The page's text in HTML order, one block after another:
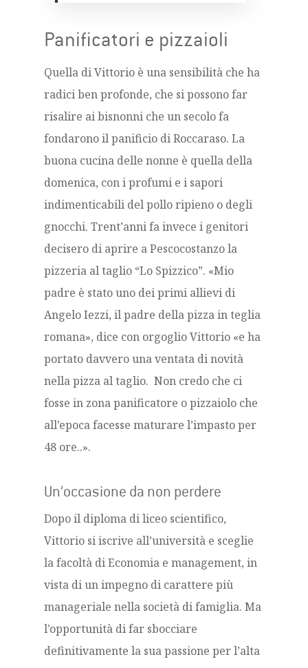
Panificatori e pizzaioli
Quella di Vittorio è una sensibilità che ha
radici ben profonde, che si possono far
risalire ai bisnonni che un secolo fa
fondarono il panificio di Roccaraso. La
buona cucina delle nonne è quella della
domenica, con i profumi e i sapori
indimenticabili del pollo ripieno o degli
gnocchi. Trent’anni fa invece i genitori
decisero di aprire a Pescocostanzo la
pizzeria al taglio “Lo Spizzico”. «Mio
padre è stato uno dei primi allievi di
Angelo Iezzi, il padre della pizza in teglia
romana», dice con orgoglio Vittorio «e ha
portato davvero una ventata di novità
nella pizza al taglio. Non credo che ci
fosse in zona panificatore o pizzaiolo che
all’epoca facesse maturare l’impasto per
48 ore..».
Un’occasione da non perdere
Dopo il diploma di liceo scientifico,
Vittorio si iscrive all’università e sceglie
la facoltà di Economia e management, in
vista di un impegno di carattere più
manageriale nella società di famiglia. Ma
l’opportunità di far sbocciare
definitivamente la sua passione per l’alta